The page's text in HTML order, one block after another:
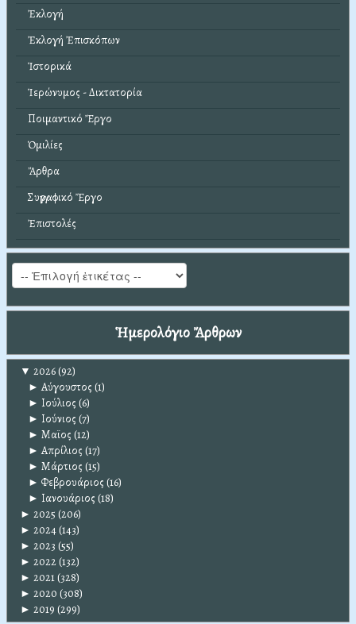
Ἐκλογή
Ἐκλογή Ἐπισκόπων
Ἱστορικά
Ἱερώνυμος - Δικτατορία
Ποιμαντικό Ἔργο
Ὁμιλίες
Ἄρθρα
Συγγραφικό Ἔργο
Ἐπιστολές
Ἡμερολόγιο Ἄρθρων
▼ 2026(92)
► Αύγουστος (1)
► Ιούλιος (6)
► Ιούνιος (7)
► Μαϊος (12)
► Απρίλιος (17)
► Μάρτιος (15)
► Φεβρουάριος (16)
► Ιανουάριος (18)
► 2025 (206)
► 2024(143)
► 2023 (55)
► 2022(132)
► 2021(328)
► 2020 (308)
► 2019 (299)